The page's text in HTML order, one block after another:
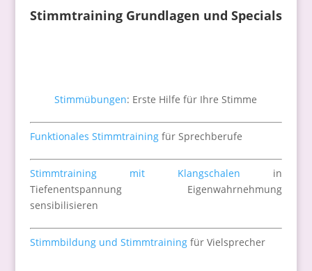
Stimmtraining Grundlagen und Specials
Stimmübungen: Erste Hilfe für Ihre Stimme
Funktionales Stimmtrainingfür Sprechberufe
Stimmtraining mit Klangschalen in
Tiefenentspannung Eigenwahrnehmung
sensibilisieren
Stimmbildung und Stimmtrainingfür Vielsprecher